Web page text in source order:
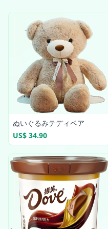
ぬいぐるみテディベア
US$ 34.90